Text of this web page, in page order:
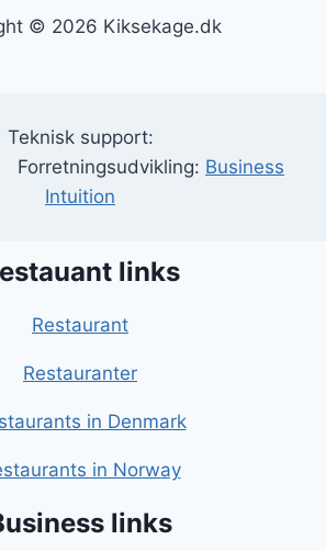
© 2026 Kiksekage.dk
Teknisk support:
Business
Intuition
links
Restaurant
Restauranter
in Denmark
in Norway
links